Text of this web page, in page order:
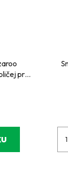
pro